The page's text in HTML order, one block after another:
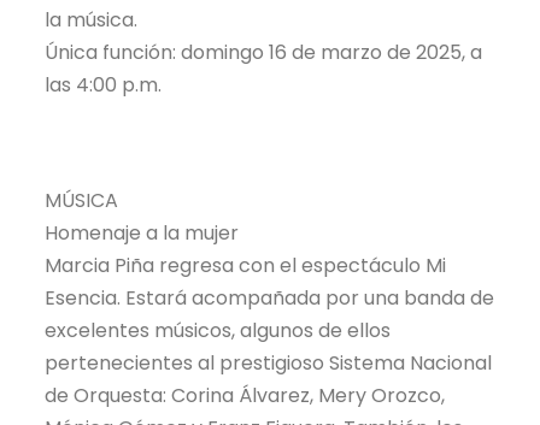
la música.
Única función: domingo 16 de marzo de 2025, a
las 4:00 p.m.
MÚSICA
Homenaje a la mujer
Marcia Piña regresa con el espectáculo Mi
Esencia. Estará acompañada por una banda de
excelentes músicos, algunos de ellos
pertenecientes al prestigioso Sistema Nacional
de Orquesta: Corina Álvarez, Mery Orozco,